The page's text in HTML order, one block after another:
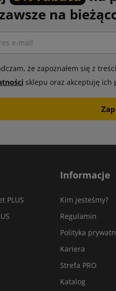
na
że zapoznałem się z
sklepu oraz akceptuję ich
PLUS
Informacje
Kim jesteśmy?
Regulamin
Polityka
Kariera
Strefa PRO
Katalog